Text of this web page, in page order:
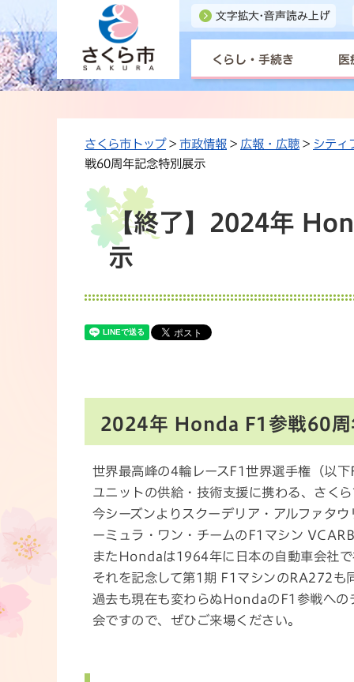
くらし・手続き 医
さくら市トップ> 市政情報 > 広報・広聴 > シティ
戦60周年記念特別展示
【終了】2024年
示
2024年 Honda F1参戦60周
世界最高峰の4輪レースF1世界選手権（以
ユニットの供給・技術支援に携わる、さく
今シーズンよりスクーデリア・アルファタ
ーミュラ・ワン・チームのF1マシン
またHondaは1964年に日本の自動車会社
それを記念して第1期 F1マシンのRA272も
過去も現在も変わらぬHondaのF1参戦への
会ですので、ぜひご来場ください。